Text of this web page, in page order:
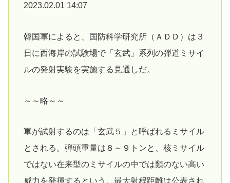
2023.02.01 14:07
韓国軍によると、国防科学研究所（ＡＤＤ）は３
日に西海岸の試験場で「玄武」系列の弾道ミサイ
ルの発射実験を実施する見通しだ。
～～略～～
軍が試射するのは「玄武５」と呼ばれるミサイル
とされる。弾頭重量は８～９トンと、核ミサイル
ではない在来型のミサイルの中では類のない高い
威力を発揮するという。最大射程距離は公表され